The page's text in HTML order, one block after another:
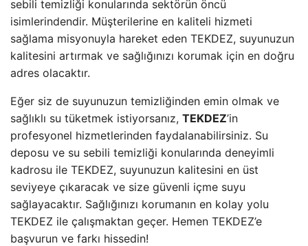
sebili temizliği konularında sektörün öncü
isimlerindendir. Müşterilerine en kaliteli hizmeti
sağlama misyonuyla hareket eden TEKDEZ, suyunuzun
kalitesini artırmak ve sağlığınızı korumak için en doğru
adres olacaktır.
Eğer siz de suyunuzun temizliğinden emin olmak ve
sağlıklı su tüketmek istiyorsanız, TEKDEZ’in
profesyonel hizmetlerinden faydalanabilirsiniz. Su
deposu ve su sebili temizliği konularında deneyimli
kadrosu ile TEKDEZ, suyunuzun kalitesini en üst
seviyeye çıkaracak ve size güvenli içme suyu
sağlayacaktır. Sağlığınızı korumanın en kolay yolu
TEKDEZ ile çalışmaktan geçer. Hemen TEKDEZ’e
başvurun ve farkı hissedin!